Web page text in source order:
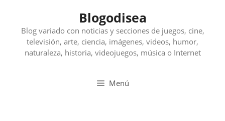
contenido
Blogodisea
Blog variado con noticias y secciones de juegos, cine,
televisión, arte, ciencia, imágenes, videos, humor,
naturaleza, historia, videojuegos, música o Internet
Menú